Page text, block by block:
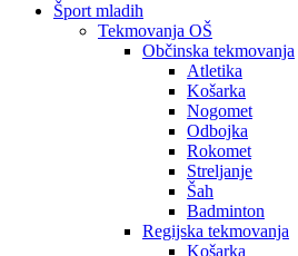
Šport mladih
Tekmovanja OŠ
Občinska tekmovanja
Atletika
Košarka
Nogomet
Odbojka
Rokomet
Streljanje
Šah
Badminton
Regijska tekmovanja
Košarka